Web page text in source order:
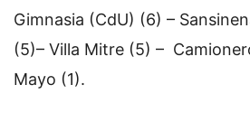
Gimnasia (CdU) (6) –
(5)– Villa Mitre (5) –
Mayo (1).